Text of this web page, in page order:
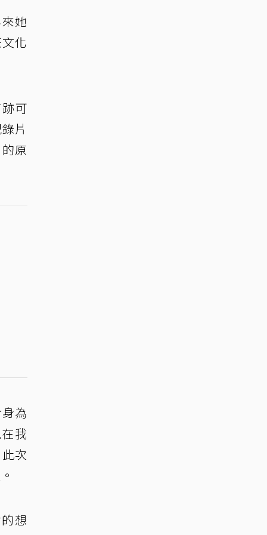
她
化
可
片
原
為
我
次
想